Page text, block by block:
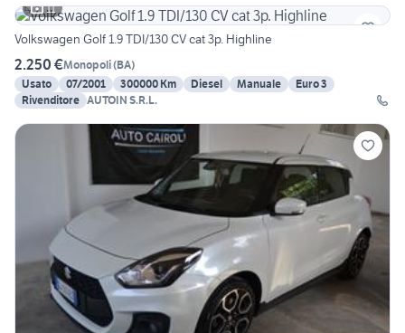
11
Volkswagen Golf 1.9 TDI/130 CV cat 3p. Highline
2.250 €Monopoli(BA)
Usato
07/2001 300000 Km Diesel Manuale
Euro 3
Rivenditore AUTOIN S.R.L.